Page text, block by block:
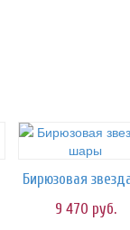
9 470 руб.